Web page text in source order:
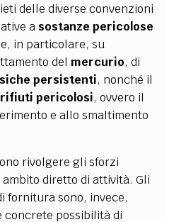
delle diverse convenzioni
a sostanze pericolose
e, in particolare, su
del mercurio, di
persistenti, nonché il
rifiuti pericolosi, ovvero il
e allo smaltimento
rivolgere gli sforzi
diretto di attività. Gli
fornitura sono, invece,
possibilità di